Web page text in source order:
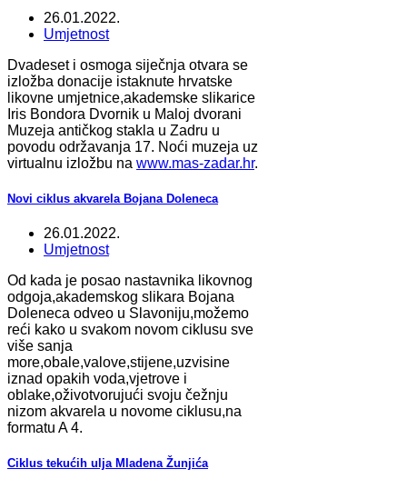
26.01.2022.
Umjetnost
Dvadeset i osmoga siječnja otvara se
izložba donacije istaknute hrvatske
likovne umjetnice,akademske slikarice
Iris Bondora Dvornik u Maloj dvorani
Muzeja antičkog stakla u Zadru u
povodu održavanja 17. Noći muzeja uz
virtualnu izložbu na www.mas-zadar.hr.
Novi ciklus akvarela Bojana Doleneca
26.01.2022.
Umjetnost
Od kada je posao nastavnika likovnog
odgoja,akademskog slikara Bojana
Doleneca odveo u Slavoniju,možemo
reći kako u svakom novom ciklusu sve
više sanja
more,obale,valove,stijene,uzvisine
iznad opakih voda,vjetrove i
oblake,oživotvorujući svoju čežnju
nizom akvarela u novome ciklusu,na
formatu A 4.
Ciklus tekućih ulja Mladena Žunjića